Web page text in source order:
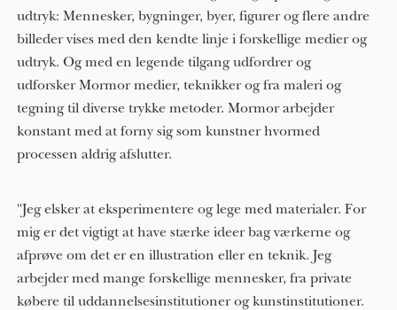
udtryk: Mennesker, bygninger, byer, figurer og flere andre
billeder vises med den kendte linje i forskellige medier og
udtryk. Og med en legende tilgang udfordrer og
udforsker Mormor medier, teknikker og fra maleri og
tegning til diverse trykke metoder. Mormor arbejder
konstant med at forny sig som kunstner hvormed
processen aldrig afslutter.
"Jeg elsker at eksperimentere og lege med materialer. For
mig er det vigtigt at have stærke ideer bag værkerne og
afprøve om det er en illustration eller en teknik. Jeg
arbejder med mange forskellige mennesker, fra private
købere til uddannelsesinstitutioner og kunstinstitutioner.